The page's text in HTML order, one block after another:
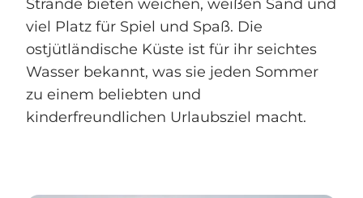
Strände bieten weichen, weißen Sand und
viel Platz für Spiel und Spaß. Die
ostjütländische Küste ist für ihr seichtes
Wasser bekannt, was sie jeden Sommer
zu einem beliebten und
kinderfreundlichen Urlaubsziel macht.